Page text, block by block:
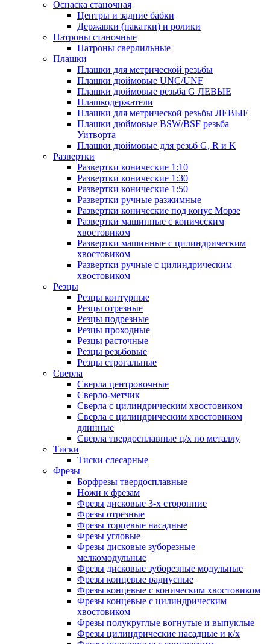
Оснаска станочная
Центры и задние бабки
Державки (накатки) и ролики
Патроны станочные
Патроны сверлильные
Плашки
Плашки для метрической резьбы
Плашки дюймовые UNC/UNF
Плашки дюймовые резьба G ЛЕВЫЕ
Плашкодержатели
Плашки для метрической резьбы ЛЕВЫЕ
Плашки дюймовые BSW/BSF резьба
Уитворта
Плашки дюймовые для резьб G, R и K
Развертки
Развертки конические 1:10
Развертки конические 1:30
Развертки конические 1:50
Развертки ручные разжимные
Развертки конические под конус Морзе
Развертки машинные с коническим
хвостовиком
Развертки машинные с цилиндрическим
хвостовиком
Развертки ручные с цилиндрическим
хвостовиком
Резцы
Резцы контурные
Резцы отрезные
Резцы подрезные
Резцы проходные
Резцы расточные
Резцы резьбовые
Резцы строгальные
Сверла
Сверла центровочные
Сверло-метчик
Сверла с цилиндрическим хвостовиком
Сверла с цилиндрическим хвостовиком
длинные
Сверла твердосплавные ц/х по металлу
Тиски
Тиски слесарные
Фрезы
Борфрезы твердосплавные
Ножи к фрезам
Фрезы дисковые 3-х сторонние
Фрезы отрезные
Фрезы торцевые насадные
Фрезы угловые
Фрезы дисковые зуборезные
мелкомодульные
Фрезы дисковые зуборезные модульные
Фрезы концевые радиусные
Фрезы концевые с коническим хвостовиком
Фрезы концевые с цилиндрическим
хвостовиком
Фрезы полукруглые вогнутые и выпуклые
Фрезы цилиндрические насадные и к/х